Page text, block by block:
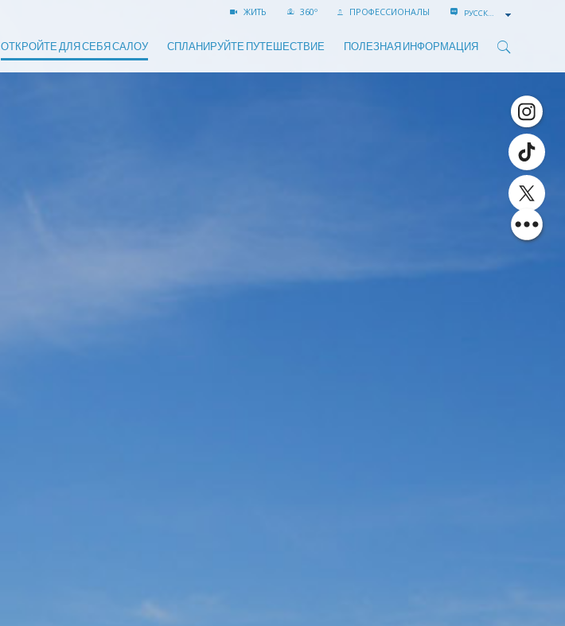
ЖИТЬ 360º ПРОФЕССИОНАЛЫ РУССКИЙ
ОТКРОЙТЕ ДЛЯ СЕБЯ САЛОУ СПЛАНИРУЙТЕ ПУТЕШЕСТВИЕ ПОЛЕЗНАЯ ИНФОРМАЦИЯ